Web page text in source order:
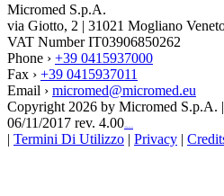
Micromed S.p.A.
via Giotto, 2 | 31021 Mogliano
VAT Number IT03906850262
Phone › +39 0415937000
Fax › +39 0415937011
Email › micromed@micromed.eu
Copyright 2026 by Micromed S.p.A. |
06/11/2017 rev. 4.00
| Termini Di Utilizzo | Privacy |